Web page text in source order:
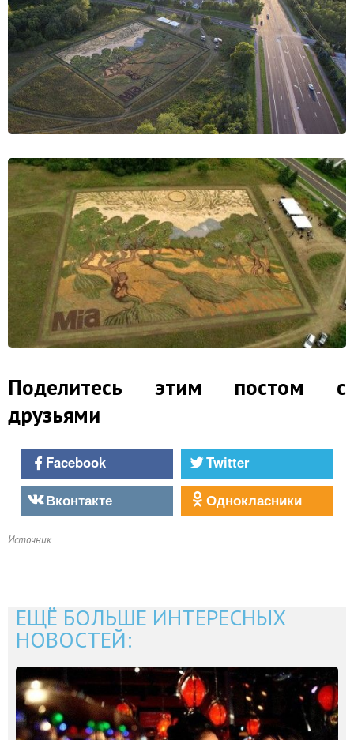
Поделитесь этим постом с
друзьями
Facebook
Twitter
Вконтакте
Однокласники
Источник
ЕЩЁ БОЛЬШЕ ИНТЕРЕСНЫХ
НОВОСТЕЙ: